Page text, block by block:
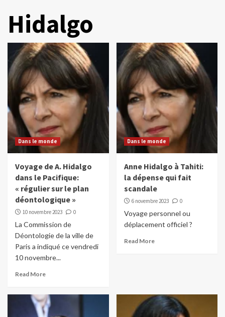
Hidalgo
Dans le monde
Voyage de A. Hidalgo
dans le Pacifique:
« régulier sur le plan
déontologique »
10 novembre 2023 0
La Commission de
Déontologie de la ville de
Paris a indiqué ce vendredi
10 novembre...
Read More
Dans le monde
Anne Hidalgo à Tahiti:
la dépense qui fait
scandale
6 novembre 2023 0
Voyage personnel ou
déplacement officiel ?
Read More